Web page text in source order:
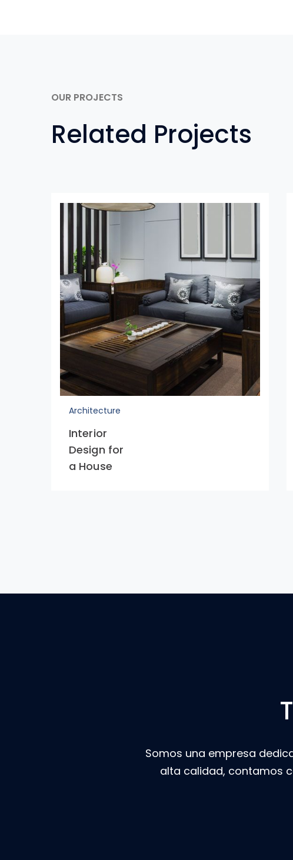
OUR PROJECTS
Related Projects
Architecture
Interior
Design for
a House
Somos una empresa
alta calidad, contamos